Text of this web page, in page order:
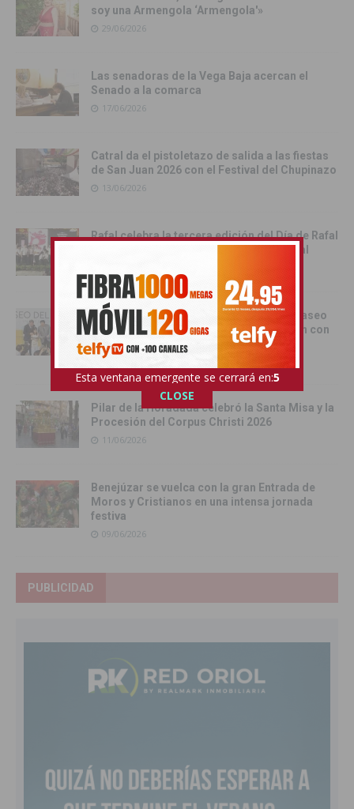
soy una Armengola ‘Armengola'»
29/06/2026
Las senadoras de la Vega Baja acercan el
Senado a la comarca
17/06/2026
Catral da el pistoletazo de salida a las fiestas
de San Juan 2026 con el Festival del Chupinazo
13/06/2026
Rafal celebra la tercera edición del Día de Rafal
con historia, cultura y convivencia vecinal
Torrevieja inaugura el Centro de Ocio ‘Paseo
del Mar’ y recupera su histórica conexión con
el Mediterráneo
12/06/2026
Pilar de la Horadada celebró la Santa Misa y la
Procesión del Corpus Christi 2026
11/06/2026
Benejúzar se vuelca con la gran Entrada de
Moros y Cristianos en una intensa jornada
festiva
09/06/2026
PUBLICIDAD
Esta ventana emergente se cerrará en:4
CLOSE